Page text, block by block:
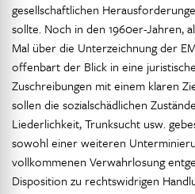
gesellschaftlichen
sollte. Noch in den 1960er-Jahren,
Mal über die Unterzeichnung der
offenbart der Blick in eine
Zuschreibungen mit einem klaren
sollen die sozialschädlichen
Liederlichkeit, Trunksucht usw.
sowohl einer weiteren
vollkommenen Verwahrlosung
Disposition zu rechtswidrigen